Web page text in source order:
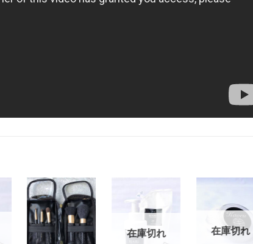
お気
に入
りに
追加
お気
りに
追加
在庫切れ
お気
に入
りに
追加
在庫切れ